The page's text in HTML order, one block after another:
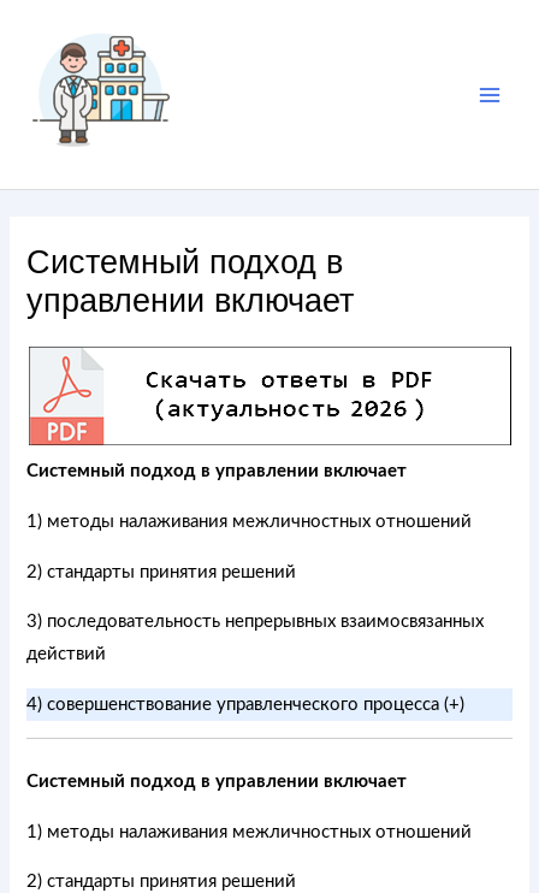
Системный подход в
управлении включает
Системный подход в управлении включает
1) методы налаживания межличностных отношений
2) стандарты принятия решений
3) последовательность непрерывных взаимосвязанных
действий
4) совершенствование управленческого процесса (+)
Системный подход в управлении включает
1) методы налаживания межличностных отношений
2) стандарты принятия решений